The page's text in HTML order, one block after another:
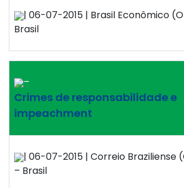
| 06-07-2015 | Brasil Econômico
Brasil
–
Crimes de responsabilidade e
impeachment
| 06-07-2015 | Correio Braziliense
– Brasil